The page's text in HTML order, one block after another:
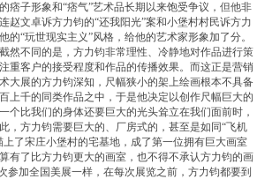
痞子形象和“痞气”艺术品长期以来饱受争议，但他非
赵文卓诉方力钧的“还我阳光”案和小堡村村民诉方力
的“玩世现实主义”风格，给他的艺术家形象加了分。
不同的是，方力钧非常理性、冷静地对作品进行策
重客户的接受程度和作品的传播效果。而这正是营销
大展的方力钧深知，尺幅狭小的架上绘画根本不具备
上千的同类作品之中，于是他决定以创作尺幅巨大的
个比我们的身体还要巨大的光头耸立在我们面前时，
，方力钧需要巨大的、厂房式的，甚至是如同“飞机
了宋庄小堡村的宅基地，成了第一位拥有巨大画室
有了比方力钧更大的画室，也不得不承认方力钧的画
参加全国美展一样，在每次展览之前，方力钧都要到